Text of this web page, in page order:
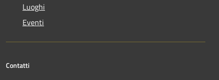
Luoghi
Eventi
Contatti